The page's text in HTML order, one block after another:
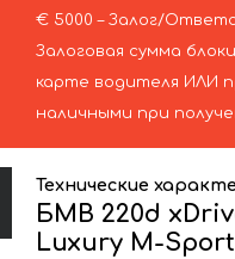
€ 5000 – Залог/
Залоговая сумма
карте водителя ИЛИ
наличными при
Технические
БМВ 220d
Luxury M-